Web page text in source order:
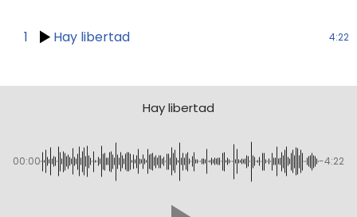
1 Hay libertad 4:22
Hay libertad
00:00 -4:22